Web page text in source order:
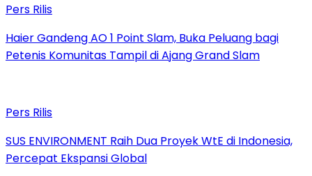
Pers Rilis
Haier Gandeng AO 1 Point Slam, Buka Peluang bagi
Petenis Komunitas Tampil di Ajang Grand Slam
Pers Rilis
SUS ENVIRONMENT Raih Dua Proyek WtE di Indonesia,
Percepat Ekspansi Global